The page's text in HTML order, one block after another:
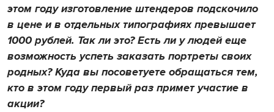
этом году изготовление штендеров подскочило
в цене и в отдельных типографиях превышает
1000 рублей. Так ли это? Есть ли у людей еще
возможность успеть заказать портреты своих
родных? Куда вы посоветуете обращаться тем,
кто в этом году первый раз примет участие в
акции?